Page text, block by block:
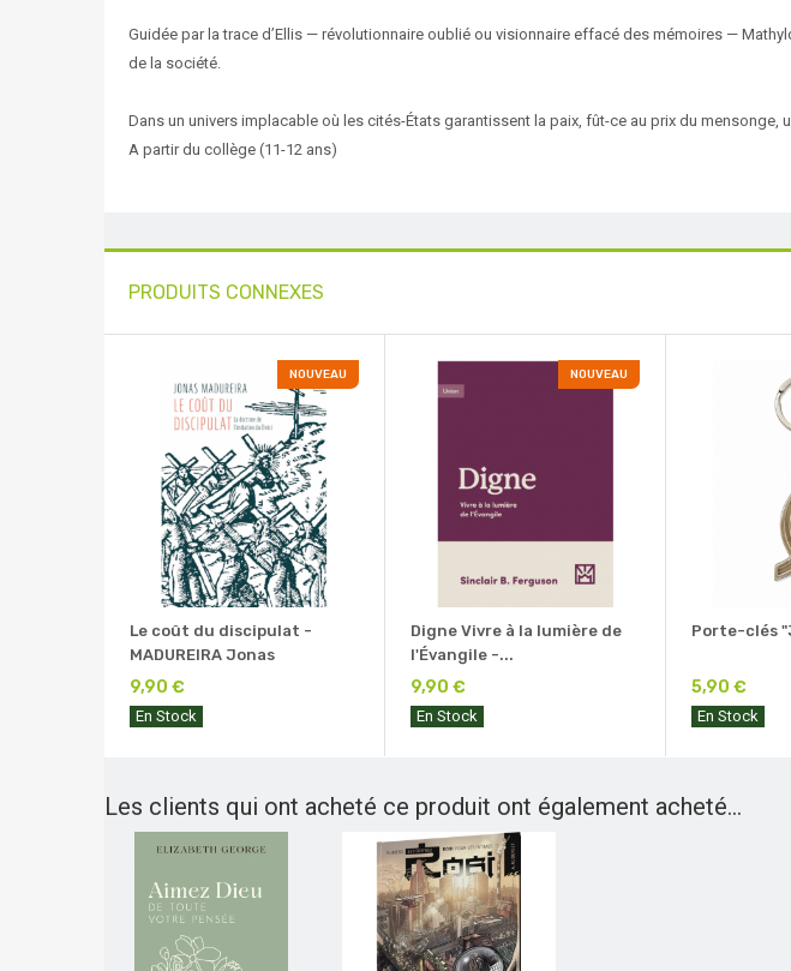
Guidée par la trace d’Ellis — révolutionnaire oublié ou visionnaire effacé des mémoires —
de la société.
Dans un univers implacable où les cités-États garantissent la paix, fût-ce au prix du
A partir du collège (11-12 ans)
PRODUITS CONNEXES
NOUVEAU
Le coût du discipulat -
MADUREIRA Jonas
9,90 €
En Stock
NOUVEAU
Digne Vivre à la lumière de
l'Évangile -...
9,90 €
En Stock
Porte-clés
5,90 €
En Stock
Les clients qui ont acheté ce produit ont également acheté...